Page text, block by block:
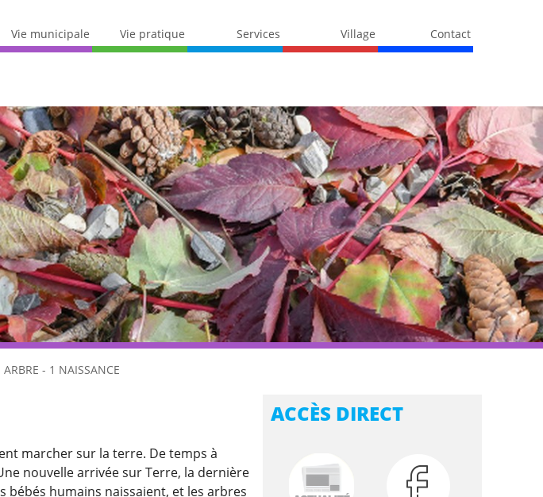
Vie municipale Vie pratique Services Village Contact
- 1 NAISSANCE
marcher sur la terre. De temps à
nouvelle arrivée sur Terre, la dernière
bébés humains naissaient, et les arbres
ACCÈS DIRECT